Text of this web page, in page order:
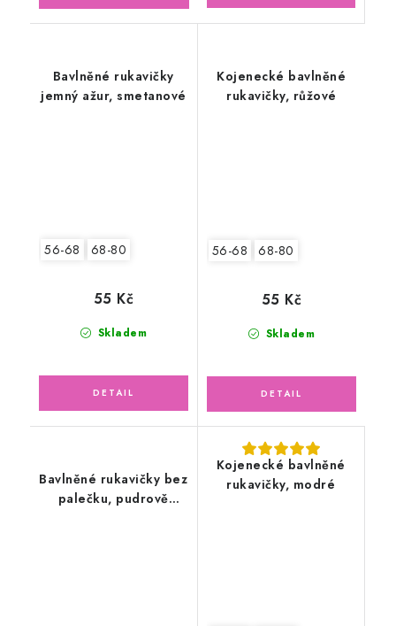
Bavlněné rukavičky
jemný ažur, smetanové
56-68 68-80
Skladem
55 Kč
Kojenecké bavlněné
rukavičky, růžové
56-68 68-80
Skladem
55 Kč
Bavlněné rukavičky bez
palečku, pudrově
Kojenecké bavlněné
rukavičky, modré